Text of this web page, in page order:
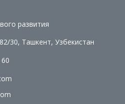
развития
30, Ташкент, Узбекистан